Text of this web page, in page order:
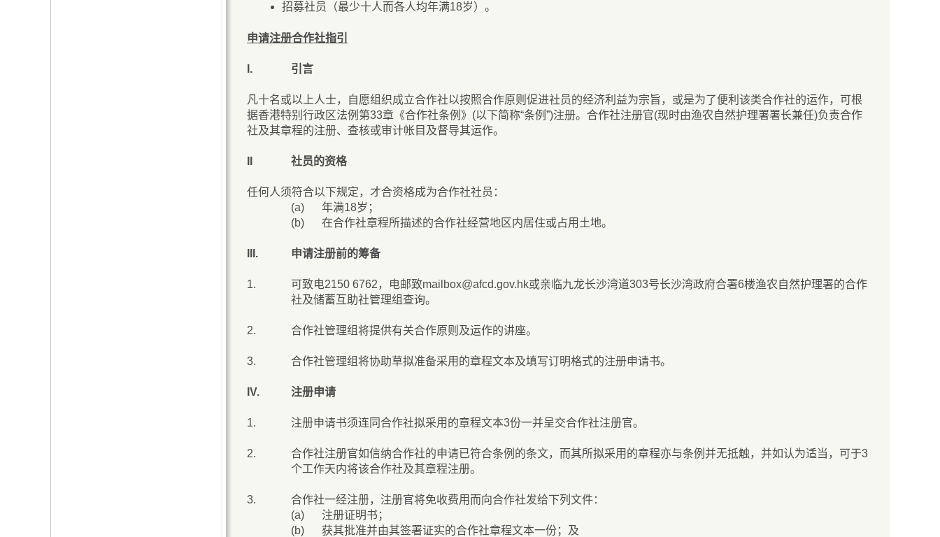
招募社员（最少十人而各人均年满18岁）。
申请注册合作社指引
I. 引言
凡十名或以上人士，自愿组织成立合作社以按照合作原则促进社员的经济利益为宗旨，或是为了便利该类合作社的运作，可根
据香港特别行政区法例第33章《合作社条例》(以下简称“条例”)注册。合作社注册官(现时由渔农自然护理署署长兼任)负责合作
社及其章程的注册、查核或审计帐目及督导其运作。
社员的资格
任何人须符合以下规定，才合资格成为合作社社员：
(a)
年满18岁；
(b)
在合作社章程所描述的合作社经营地区内居住或占用土地。
III. 申请注册前的筹备
1.
可致电2150 6762，电邮致mailbox@afcd.gov.hk或亲临九龙长沙湾道303号长沙湾政府合署6楼渔农自然护理署的合作
社及储蓄互助社管理组查询。
2. 合作社管理组将提供有关合作原则及运作的讲座。
3. 合作社管理组将协助草拟准备采用的章程文本及填写订明格式的注册申请书。
IV. 注册申请
1. 注册申请书须连同合作社拟采用的章程文本3份一并呈交合作社注册官。
2.
合作社注册官如信纳合作社的申请已符合条例的条文，而其所拟采用的章程亦与条例并无抵触，并如认为适当，可于3
个工作天内将该合作社及其章程注册。
3.
合作社一经注册，注册官将免收费用而向合作社发给下列文件：
(a)
注册证明书；
(b)
获其批准并由其签署证实的合作社章程文本一份；及